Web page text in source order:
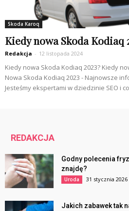
Skoda Karoq
Kiedy nowa Skoda Kodiaq
Redakcja - 12 listopada 2024
Kiedy nowa Skoda Kodiaq 2023? Kiedy
Nowa Skoda Kodiaq 2023 - Najnowsze
Jesteśmy ekspertami w dziedzinie SEO i
REDAKCJA
Godny polecenia
znajdę?
Uroda 31 stycznia 2026
Jakich zabawek tak